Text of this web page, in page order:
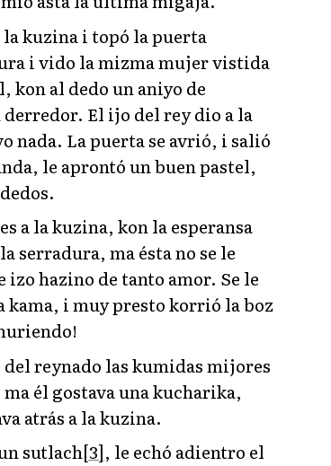
la kuzina i topó la puerta
i vido la mizma mujer vistida
kon al dedo un aniyo de
derredor. El ijo del rey dio a la
nada. La puerta se avrió, i salió
le aprontó un buen pastel,
a la kuzina, kon la esperansa
serradura, ma ésta no se le
izo hazino de tanto amor. Se le
kama, i muy presto korrió la boz
reynado las kumidas mijores
él gostava una kucharika,
atrás a la kuzina.
sutlach[3], le echó adientro el